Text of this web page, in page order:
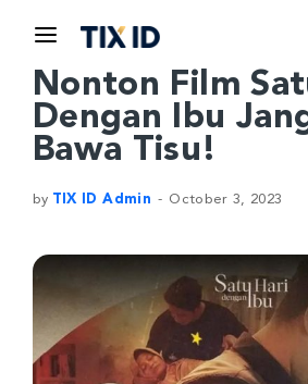
Nonton Film
Dengan Ibu
Bawa Tisu!
by TIX ID Admin October 3, 2023